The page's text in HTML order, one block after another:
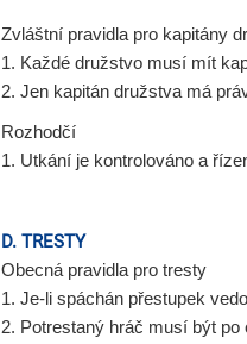
Zvláštní pravidla pro kapitány
1. Každé družstvo musí mít
2. Jen kapitán družstva má
Rozhodčí
1. Utkání je kontrolováno a
D. TRESTY
Obecná pravidla pro tresty
1. Je-li spáchán přestupek
2. Potrestaný hráč musí být